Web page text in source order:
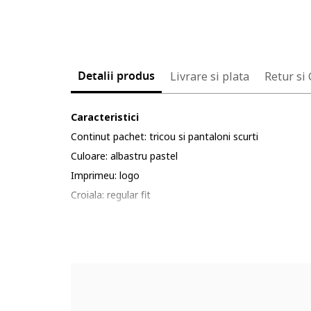
Detalii produs Livrare si plata Retur si
Caracteristici
Continut pachet: tricou si pantaloni scurti
Culoare: albastru pastel
Imprimeu: logo
Croiala: regular fit